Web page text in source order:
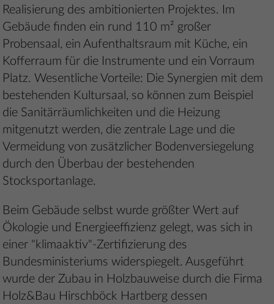
Realisierung des ambitionierten Projektes. Im
Gebäude finden ein rund 110 m² großer
Probensaal, ein Aufenthaltsraum mit Küche, ein
Kofferraum für die Instrumente und ein Vorraum
Platz. Wesentliche Vorteile: Die Synergien mit dem
bestehenden Kultursaal, so können zum Beispiel
die Sanitärräumlichkeiten und die Heizung
mitgenutzt werden, die zentrale Lage und die
Vermeidung von zusätzlicher Bodenversiegelung
durch den Überbau der bestehenden
Stocksportanlage.
Beim Gebäude selbst wurde größter Wert auf
Ökologie und Energieeffizienz gelegt, was sich in
einer "klimaaktiv"-Zertifizierung des
Bundesministeriums widerspiegelt. Ausgeführt
wurde der Zubau in Holzbauweise durch die Firma
Holz&Bau Hirschböck Hartberg dessen